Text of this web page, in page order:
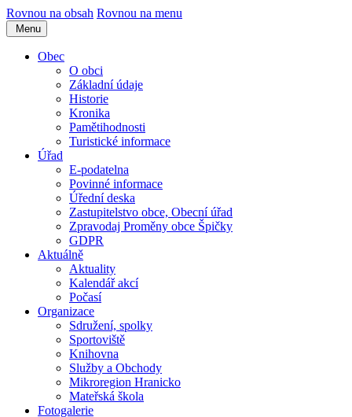
Rovnou na obsah Rovnou na menu
Menu
Obec
O obci
Základní údaje
Historie
Kronika
Pamětihodnosti
Turistické informace
Úřad
E-podatelna
Povinné informace
Úřední deska
Zastupitelstvo obce, Obecní úřad
Zpravodaj Proměny obce Špičky
GDPR
Aktuálně
Aktuality
Kalendář akcí
Počasí
Organizace
Sdružení, spolky
Sportoviště
Knihovna
Služby a Obchody
Mikroregion Hranicko
Mateřská škola
Fotogalerie